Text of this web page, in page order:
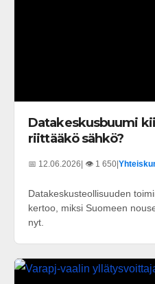
Datakeskusbuumi
riittääkö sähkö?
📅 12.06.2026 | 👁️ 1 650
Datakeskusteollisuuden
kertoo, miksi Suomeen
nyt.